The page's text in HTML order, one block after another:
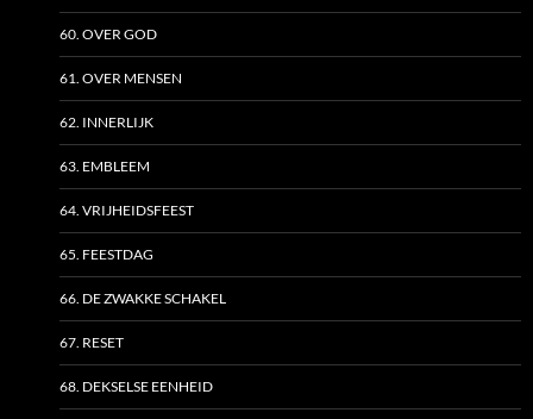
60. OVER GOD
61. OVER MENSEN
62. INNERLIJK
63. EMBLEEM
64. VRIJHEIDSFEEST
65. FEESTDAG
66. DE ZWAKKE SCHAKEL
67. RESET
68. DEKSELSE EENHEID